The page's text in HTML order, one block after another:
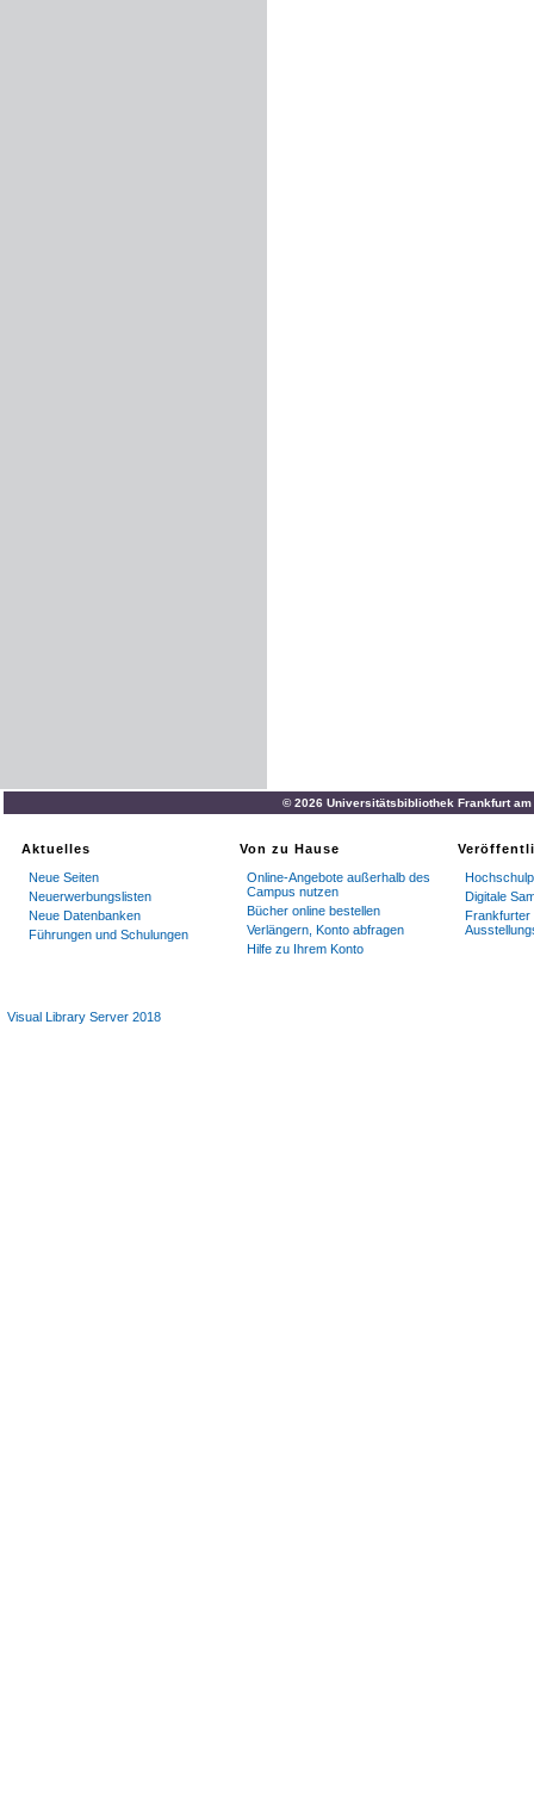
© 2026 Universitätsbibliothek Frankfurt
Aktuelles
Neue Seiten
Neuerwerbungslisten
Neue Datenbanken
Führungen und Schulungen
Von zu Hause
Online-Angebote außerhalb des
Campus nutzen
Bücher online bestellen
Verlängern, Konto abfragen
Hilfe zu Ihrem Konto
Digitale
Frankfurter
Visual Library Server 2018